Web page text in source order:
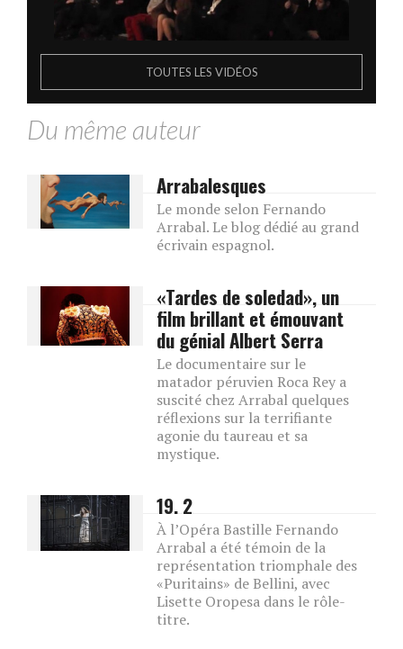
TOUTES LES VIDÉOS
Du même auteur
Arrabalesques
Le monde selon Fernando
Arrabal. Le blog dédié au grand
écrivain espagnol.
«Tardes de soledad», un
film brillant et émouvant
du génial Albert Serra
Le documentaire sur le
matador péruvien Roca Rey a
suscité chez Arrabal quelques
réflexions sur la terrifiante
agonie du taureau et sa
mystique.
19. 2
À l’Opéra Bastille Fernando
Arrabal a été témoin de la
représentation triomphale des
«Puritains» de Bellini, avec
Lisette Oropesa dans le rôle-
titre.